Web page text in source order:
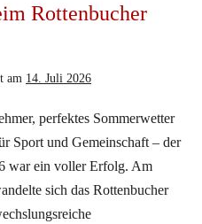
Rottenbucher
am 14. Juli 2026
perfektes Sommerwetter
Sport und Gemeinschaft – der
war ein voller Erfolg. Am
sich das Rottenbucher